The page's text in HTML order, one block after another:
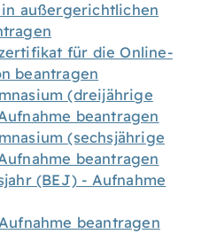
außergerichtlichen
für die Online-
beantragen
(dreijährige
beantragen
(sechsjährige
beantragen
(BEJ) - Aufnahme
beantragen